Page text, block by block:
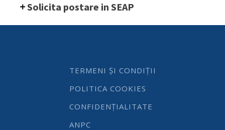
auriu,Solicita postare in SEAP
TERMENI ȘI CONDIȚII
POLITICA COOKIES
CONFIDENȚIALITATE
ANPC